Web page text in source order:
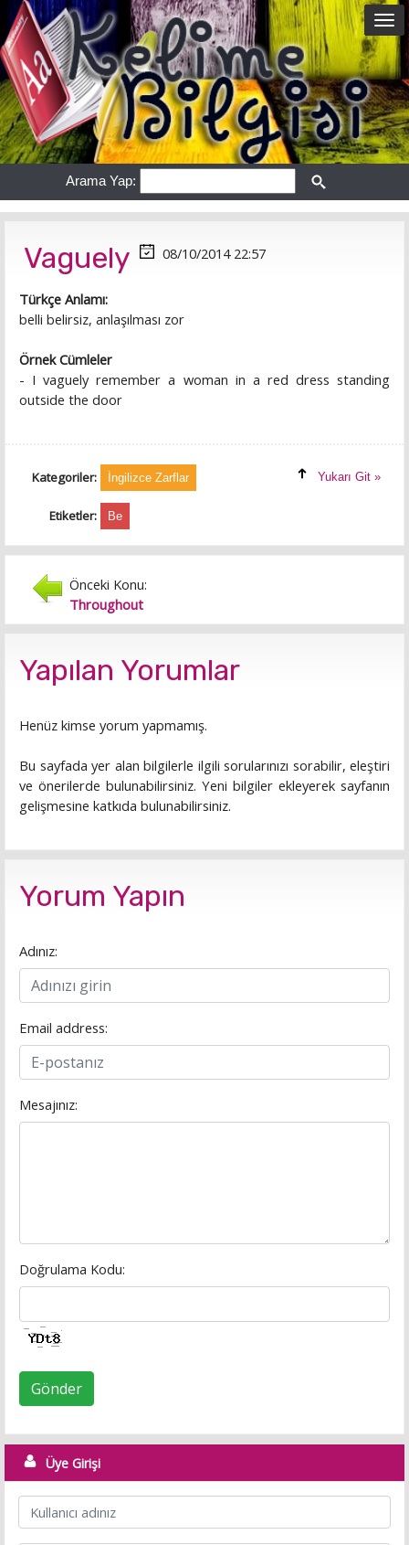
Arama Yap:
Vaguely 08/10/2014 22:57
Türkçe Anlamı:
belli belirsiz, anlaşılması zor
Örnek Cümleler
- I vaguely remember a woman in a red dress standing
outside the door
Kategoriler: İngilizce Zarflar Yukarı Git »
Etiketler: Be
Önceki Konu:
Throughout
Yapılan Yorumlar
Henüz kimse yorum yapmamış.
Bu sayfada yer alan bilgilerle ilgili sorularınızı sorabilir, eleştiri
ve önerilerde bulunabilirsiniz. Yeni bilgiler ekleyerek sayfanın
gelişmesine katkıda bulunabilirsiniz.
Yorum Yapın
Adınız:
Email address:
Mesajınız:
Doğrulama Kodu:
Gönder
Üye Girişi